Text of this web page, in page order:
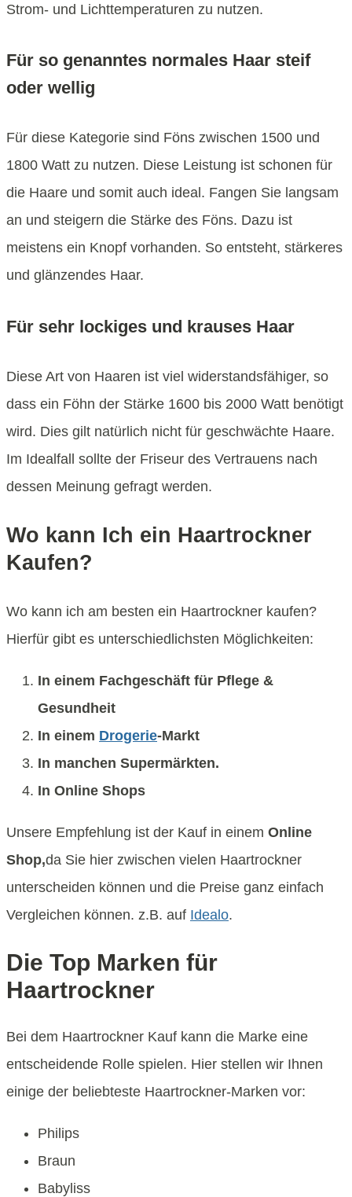
Strom- und Lichttemperaturen zu nutzen.
Für so genanntes normales Haar steif
oder wellig
Für diese Kategorie sind Föns zwischen 1500 und
1800 Watt zu nutzen. Diese Leistung ist schonen für
die Haare und somit auch ideal. Fangen Sie langsam
an und steigern die Stärke des Föns. Dazu ist
meistens ein Knopf vorhanden. So entsteht, stärkeres
und glänzendes Haar.
Für sehr lockiges und krauses Haar
Diese Art von Haaren ist viel widerstandsfähiger, so
dass ein Föhn der Stärke 1600 bis 2000 Watt benötigt
wird. Dies gilt natürlich nicht für geschwächte Haare.
Im Idealfall sollte der Friseur des Vertrauens nach
dessen Meinung gefragt werden.
Wo kann Ich ein Haartrockner
Kaufen?
Wo kann ich am besten ein Haartrockner kaufen?
Hierfür gibt es unterschiedlichsten Möglichkeiten:
In einem Fachgeschäft für Pflege &
Gesundheit
In einem Drogerie-Markt
In manchen Supermärkten.
In Online Shops
Unsere Empfehlung ist der Kauf in einem Online
Shop,da Sie hier zwischen vielen Haartrockner
unterscheiden können und die Preise ganz einfach
Vergleichen können. z.B. auf Idealo.
Die Top Marken für
Haartrockner
Bei dem Haartrockner Kauf kann die Marke eine
entscheidende Rolle spielen. Hier stellen wir Ihnen
einige der beliebteste Haartrockner-Marken vor:
Philips
Braun
Babyliss